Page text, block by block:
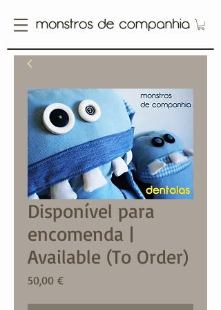
Disponível para
encomenda |
Available (To Order)
50,00 €Price